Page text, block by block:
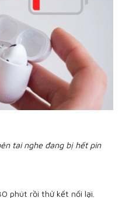
tai nghe đang bị hết pin
phút rồi thử kết nối lại.